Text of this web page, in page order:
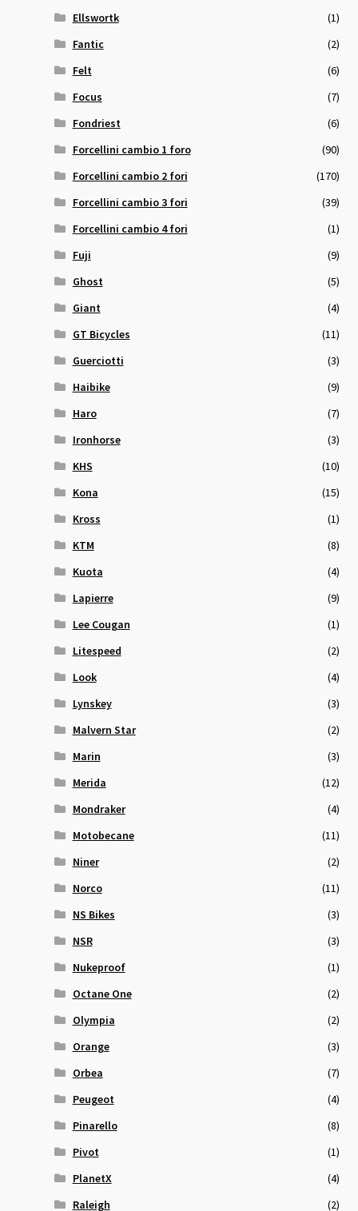
Ellswortk
(1)
Fantic
(2)
Felt
(6)
Focus
(7)
Fondriest
(6)
Forcellini cambio 1 foro
(90)
Forcellini cambio 2 fori
(170)
Forcellini cambio 3 fori
(39)
Forcellini cambio 4 fori
(1)
Fuji
(9)
Ghost
(5)
Giant
(4)
GT Bicycles
(11)
Guerciotti
(3)
Haibike
(9)
Haro
(7)
Ironhorse
(3)
KHS
(10)
Kona
(15)
Kross
(1)
KTM
(8)
Kuota
(4)
Lapierre
(9)
Lee Cougan
(1)
Litespeed
(2)
Look
(4)
Lynskey
(3)
Malvern Star
(2)
Marin
(3)
Merida
(12)
Mondraker
(4)
Motobecane
(11)
Niner
(2)
Norco
(11)
NS Bikes
(3)
NSR
(3)
Nukeproof
(1)
Octane One
(2)
Olympia
(2)
Orange
(3)
Orbea
(7)
Peugeot
(4)
Pinarello
(8)
Pivot
(1)
PlanetX
(4)
Raleigh
(2)